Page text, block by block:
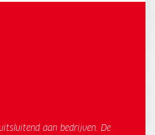
aan bedrijven. De